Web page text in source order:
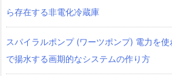
ら存在する非電化冷蔵庫
スパイラルポンプ (ワーツポンプ) 電力を
で揚水する画期的なシステムの作り方